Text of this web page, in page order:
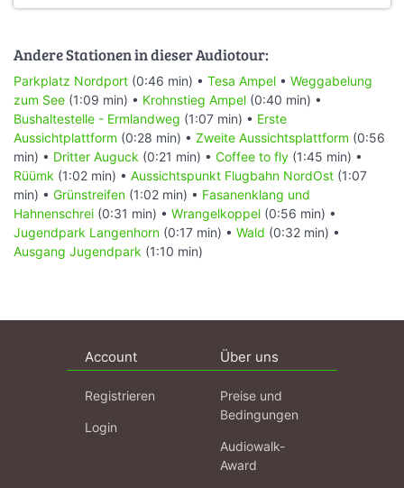
Andere Stationen in dieser Audiotour:
Parkplatz Nordport (0:46 min) • Tesa Ampel • Weggabelung
zum See (1:09 min) • Krohnstieg Ampel (0:40 min) •
Bushaltestelle - Ermlandweg (1:07 min) • Erste
Aussichtplattform (0:28 min) • Zweite Aussichtsplattform (0:56
min) • Dritter Auguck (0:21 min) • Coffee to fly (1:45 min) •
Rüümk (1:02 min) • Aussichtspunkt Flugbahn NordOst (1:07
min) • Grünstreifen (1:02 min) • Fasanenklang und
Hahnenschrei (0:31 min) • Wrangelkoppel (0:56 min) •
Jugendpark Langenhorn (0:17 min) • Wald (0:32 min) •
Ausgang Jugendpark (1:10 min)
Account
Registrieren
Login
Über uns
Preise und
Bedingungen
Audiowalk-
Award